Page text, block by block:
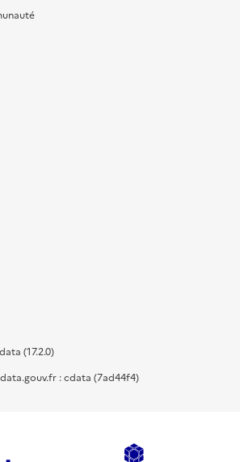
(17.2.0)
: cdata (7ad44f4)